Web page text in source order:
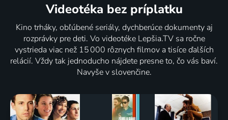
Videotéka bez príplatku
Kino trháky, obľúbené seriály, dychberúce dokumenty aj
rozprávky pre deti. Vo videotéke Lepšia.TV sa ročne
vystrieda viac než 15 000 rôznych filmov a tisíce ďalších
relácií. Vždy tak jednoducho nájdete presne to, čo vás baví.
Navyše v slovenčine.